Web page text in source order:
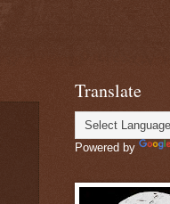
Translate
Powered by